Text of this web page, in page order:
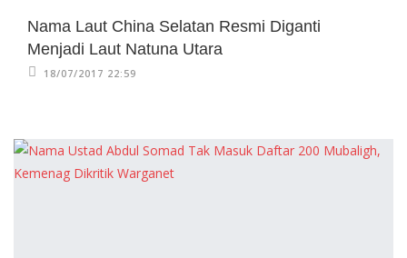
Nama Laut China Selatan Resmi Diganti
Menjadi Laut Natuna Utara
18/07/2017 22:59